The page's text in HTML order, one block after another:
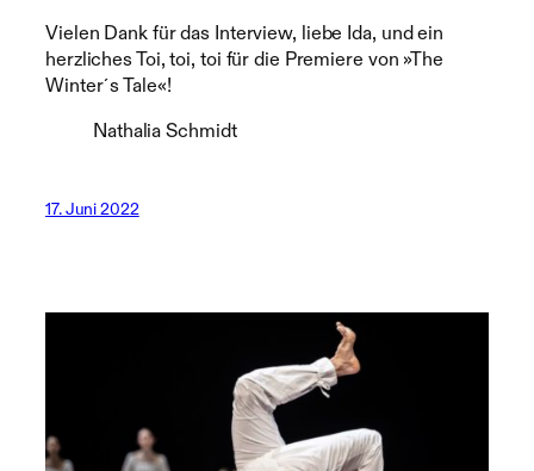
Vielen Dank für das Interview, liebe Ida, und ein
herzliches Toi, toi, toi für die Premiere von »The
Winter´s Tale«!
Nathalia Schmidt
17. Juni 2022